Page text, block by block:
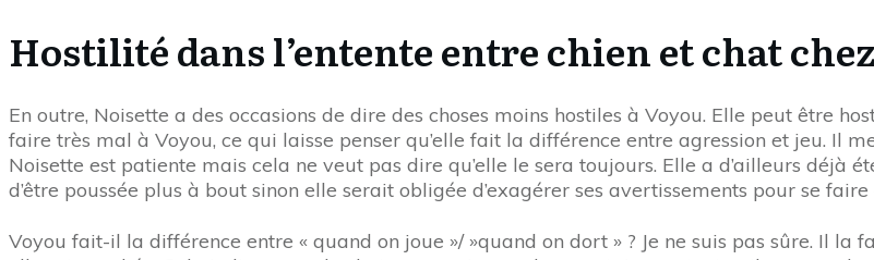
Hostilité dans l’entente entre chien et chat
En outre, Noisette a des occasions de dire des choses moins hostiles à Voyou. Elle peut être
faire très mal à Voyou, ce qui laisse penser qu’elle fait la différence entre agression et jeu. Il
Noisette est patiente mais cela ne veut pas dire qu’elle le sera toujours. Elle a d’ailleurs déjà
d’être poussée plus à bout sinon elle serait obligée d’exagérer ses avertissements pour se
Voyou fait-il la différence entre « quand on joue »/ »quand on dort » ? Je ne suis pas sûre. Il